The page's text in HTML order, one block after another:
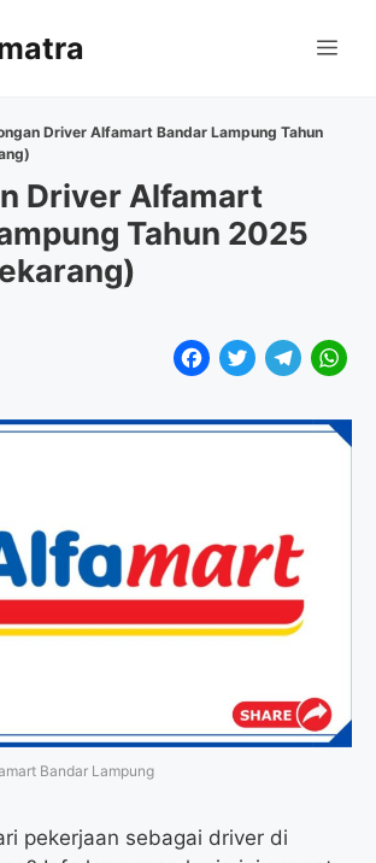
Driver Alfamart Bandar Lampung Tahun
Driver Alfamart
Tahun 2025
F
c
o
o
T
i
e
r
T
l
r
a
W
a
Bandar Lampung
pekerjaan sebagai driver di